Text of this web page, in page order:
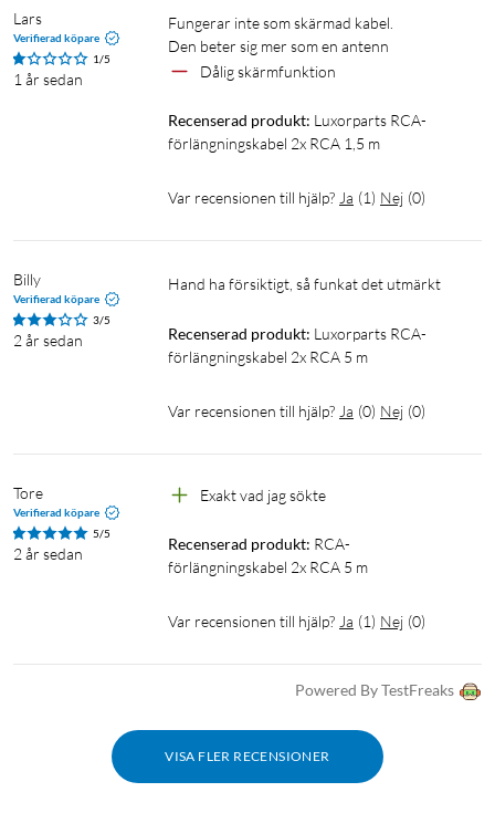
Lars
Verifierad köpare
1/5
1 år sedan
Fungerar inte som skärmad kabel.
Den beter sig mer som en antenn
Dålig skärmfunktion
Recenserad produkt: Luxorparts RCA-
förlängningskabel 2x RCA 1,5 m
Var recensionen till hjälp? Ja (1) Nej (0)
Billy
Verifierad köpare
3/5
2 år sedan
Hand ha försiktigt, så funkat det utmärkt
Recenserad produkt: Luxorparts RCA-
förlängningskabel 2x RCA 5 m
Var recensionen till hjälp? Ja (0) Nej (0)
Tore
Verifierad köpare
5/5
2 år sedan
Exakt vad jag sökte
Recenserad produkt: RCA-
förlängningskabel 2x RCA 5 m
Var recensionen till hjälp? Ja (1) Nej (0)
Powered By TestFreaks
VISA FLER RECENSIONER